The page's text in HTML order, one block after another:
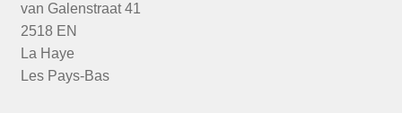
van Galenstraat 41
2518 EN
La Haye
Les Pays-Bas